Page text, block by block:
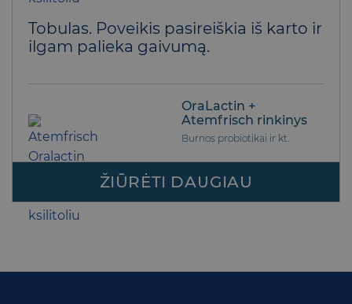
5iš 5
Tobulas. Poveikis pasireiškia iš karto ir
ilgam palieka gaivumą.
OraLactin +
Atemfrisch rinkinys
Burnos probiotikai ir kt.
ŽIŪRĖTI DAUGIAU